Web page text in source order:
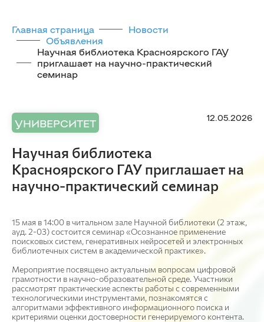
Главная страница
Новости
Объявления
Научная библиотека Красноярского ГАУ
приглашает на научно-практический
семинар
УНИВЕРСИТЕТ 12.05.2026
Научная библиотека
Красноярского ГАУ приглашает на
научно-практический семинар
15 мая в 14:00 в читальном зале Научной библиотеки (2 этаж,
ауд. 2-03) состоится семинар «Осознанное применение
поисковых систем, генеративных нейросетей и электронных
библиотечных систем в академической практике».
Мероприятие посвящено актуальным вопросам цифровой
грамотности в научно-образовательной среде. Участники
рассмотрят практические аспекты работы с современными
технологическими инструментами, познакомятся с
алгоритмами эффективного информационного поиска и
критериями оценки достоверности генерируемого контента.